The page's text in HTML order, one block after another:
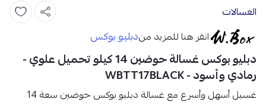
الغسالات
انقر هنا للمزيد مندبليو بوكس
دبليو بوكس غسالة حوضين 14 كيلو تحميل علوي -
رمادي وأسود - WBTT17BLACK
غسيل أسهل وأسرع مع غسالة دبليو بوكس حوضين سعة 14